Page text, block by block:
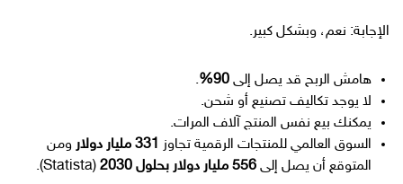
الإجابة: نعم، وبشكل كبير.
هامش الربح قد يصل إلى 90%
.
لا يوجد تكاليف تصنيع أو شحن.
يمكنك بيع نفس المنتج آلاف المرات.
السوق العالمي للمنتجات الرقمية تجاوز 331 مليار دولار
ومن
المتوقع أن يصل إلى 556 مليار دولار بحلول 2030 (Statista).